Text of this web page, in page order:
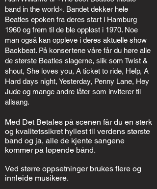
band in the world». Bandet dekker hele
Beatles epoken fra deres start i Hamburg
1960 og frem til de ble oppløst i 1970. Noe
man også kan oppleve i deres aktuelle show
Backbeat. På konsertene våre får du høre alle
de største Beatles slagerne, slik som Twist &
shout, She loves you, A ticket to ride, Help, A
Hard days night, Yesterday, Penny Lane, Hey
Jude og mange andre låter som inviterer til
allsang.
Med Det Betales på scenen får du en sterk
og kvalitetssikret hyllest til verdens største
band og ja, alle de kjente sangene
kommer på løpende bånd.
Ved større oppsetninger brukes flere og
innleide musikere.